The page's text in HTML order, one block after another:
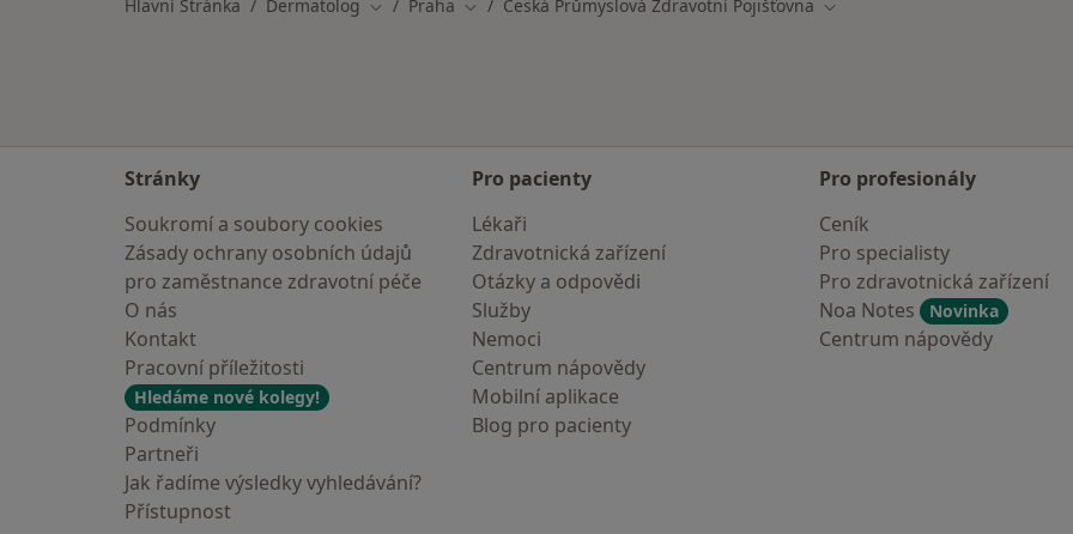
Hlavní Stránka Dermatolog Změna města
Praha Změna města
Česká Průmyslová Zdravotní Pojišťovna Změna města
Stránky
Soukromí a soubory cookies
Zásady ochrany osobních údajů
pro zaměstnance zdravotní péče
O nás
Kontakt
Pracovní příležitosti
Hledáme nové kolegy!
Podmínky
Partneři
Jak řadíme výsledky vyhledávání?
Přístupnost
Pro pacienty
Lékaři
Zdravotnická zařízení
Otázky a odpovědi
Služby
Nemoci
Centrum nápovědy
Mobilní aplikace
Blog pro pacienty
Pro profesionály
Ceník
Pro specialisty
Pro zdravotnická zařízení
Noa Notes
Novinka
Centrum nápovědy